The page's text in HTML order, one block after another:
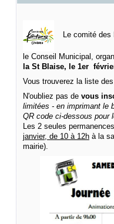
Le comité des
le Conseil Municipal,
la St Blaise, le 1er
Vous trouverez la liste
N'oubliez pas de vous
limitées - en imprimant le
QR code ci-dessous pour
Les 2 seules
janvier, de 10 à 12h à la
mairie).